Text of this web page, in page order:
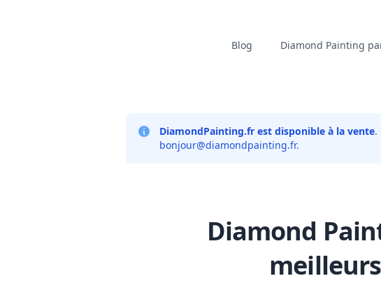
Blog Diamond Painting
DiamondPainting.fr est disponible à la vente.
bonjour@diamondpainting.fr.
Diamond